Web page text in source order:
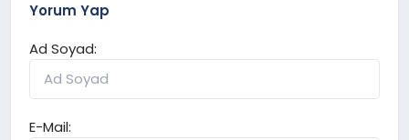
Yorum Yap
Ad Soyad:
E-Mail: